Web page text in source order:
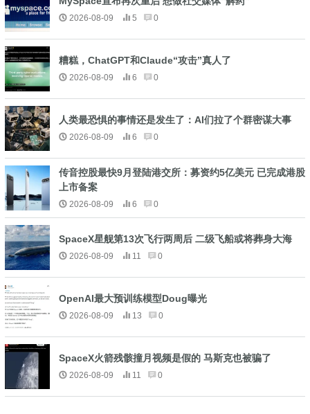
2026-08-09 5 0
糟糕，ChatGPT和Claude“攻击”真人了
2026-08-09 6 0
人类最恐惧的事情还是发生了：AI们拉了个群密谋大事
2026-08-09 6 0
传音控股最快9月登陆港交所：募资约5亿美元 已完成港股
上市备案
2026-08-09 6 0
SpaceX星舰第13次飞行两周后 二级飞船或将葬身大海
2026-08-09 11 0
OpenAI最大预训练模型Doug曝光
2026-08-09 13 0
SpaceX火箭残骸撞月视频是假的 马斯克也被骗了
2026-08-09 11 0